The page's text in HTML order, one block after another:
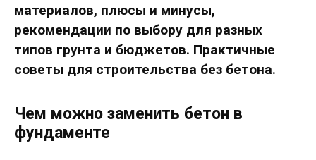
материалов, плюсы и минусы,
рекомендации по выбору для разных
типов грунта и бюджетов. Практичные
советы для строительства без бетона.
Чем можно заменить бетон в
фундаменте